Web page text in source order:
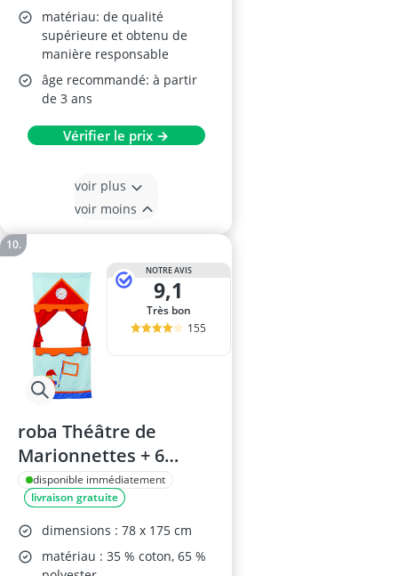
matériau: de qualité
supérieure et obtenu de
manière responsable
âge recommandé: à partir
de 3 ans
Vérifier le prix →
voir plus
voir moins
NOTRE AVIS
9,1
Très bon
155
roba Théâtre de
Marionnettes + 6
Marionnettes à Main
disponible immédiatement
livraison gratuite
dimensions : 78 x 175 cm
matériau : 35 % coton, 65 %